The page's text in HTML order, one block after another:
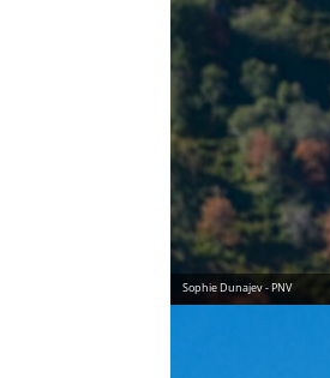
Sophie Dunajev - PNV